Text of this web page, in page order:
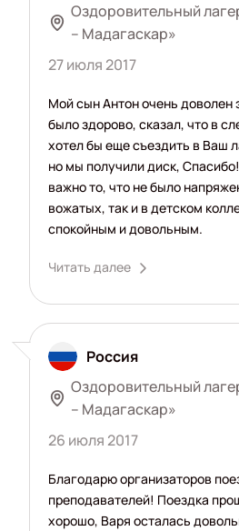
Оздоровительный
– Мадагаскар»
27 июля 2017
Мой сын Антон очень доволен
было здорово, сказал, что в
хотел бы еще съездить в Ваш
но мы получили диск,
важно то, что не было
вожатых, так и в детском
спокойным и довольным.
Читать далее
Россия
Оздоровительный
– Мадагаскар»
26 июля 2017
Благодарю организаторов
преподавателей! Поездка
хорошо, Варя осталась